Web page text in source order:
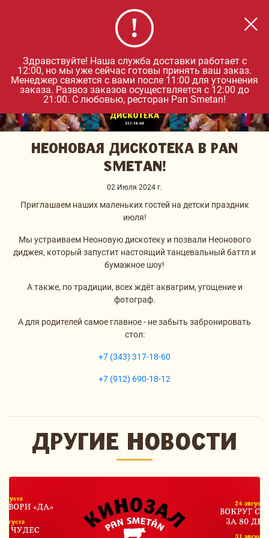
Удобнее в приложении
Для IOS и Android
Загрузить
Здравствуйте! Наша служба доставки работает с
12:00, но мы уже сейчас готовы принять ваш заказ.
Менеджер свяжется с вами после 11:00 для уточнения
заказа. Развоз заказов осуществляется с 12:00 до
21:00. С любовью, ресторан Pan Smetan!
НЕОНОВАЯ ДИСКОТЕКА В PAN
SMETAN!
02 Июля 2024 г.
Приглашаем наших маленьких гостей на детски праздник
июля!
Мы устраиваем Неоновую дискотеку и позвали Неонового
диджея, который запустит настоящий танцевальный баттл и
бумажное шоу!
А также, по традиции, всех ждёт аквагрим, угощение и
фотограф.
А для родителей самое главное - не забыть забронировать
стол:
+7 (343) 317-18-60
+7 (912) 690-18-12
ДРУГИЕ НОВОСТИ